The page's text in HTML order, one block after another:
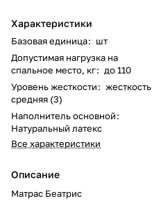
Характеристики
Базовая единица: шт
Допустимая нагрузка на
спальное место, кг: до 110
Уровень жесткости: жесткость
средняя (3)
Наполнитель основной:
Натуральный латекс
Все характеристики
Описание
Матрас Беатрис